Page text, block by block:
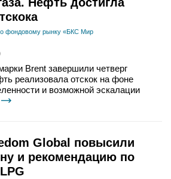
фондовому рынку «БКС Мир
Brent завершили четверг
реализовала отскок на фоне
и возможной эскалации
Global повысили
и рекомендацию по